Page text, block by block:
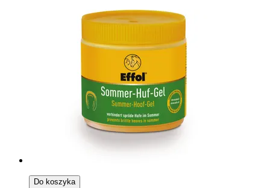
Do koszyka